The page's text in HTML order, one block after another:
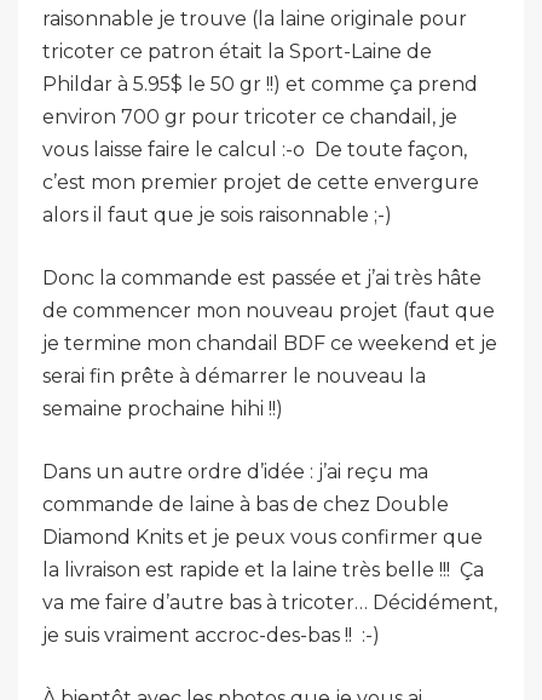
raisonnable je trouve (la laine originale pour
tricoter ce patron était la Sport-Laine de
Phildar à 5.95$ le 50 gr !!) et comme ça prend
environ 700 gr pour tricoter ce chandail, je
vous laisse faire le calcul :-o De toute façon,
c’est mon premier projet de cette envergure
alors il faut que je sois raisonnable ;-)
Donc la commande est passée et j’ai très hâte
de commencer mon nouveau projet (faut que
je termine mon chandail BDF ce weekend et je
serai fin prête à démarrer le nouveau la
semaine prochaine hihi !!)
Dans un autre ordre d’idée : j’ai reçu ma
commande de laine à bas de chez Double
Diamond Knits et je peux vous confirmer que
la livraison est rapide et la laine très belle !!! Ça
va me faire d’autre bas à tricoter… Décidément,
je suis vraiment accroc-des-bas !! :-)